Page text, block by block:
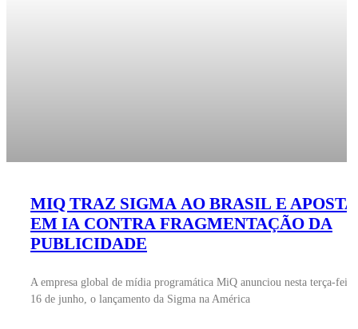
MIQ TRAZ SIGMA AO BRASIL E APOSTA
EM IA CONTRA FRAGMENTAÇÃO DA
PUBLICIDADE
A empresa global de mídia programática MiQ anunciou nesta terça-
16 de junho, o lançamento da Sigma na América